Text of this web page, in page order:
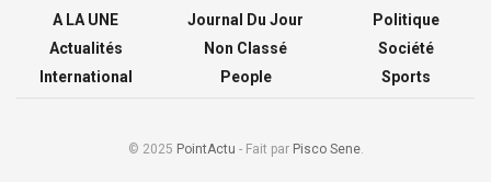
A LA UNE
Actualités
International
Journal Du Jour
Non Classé
People
Politique
Société
Sports
© 2025 PointActu - Fait par Pisco Sene.